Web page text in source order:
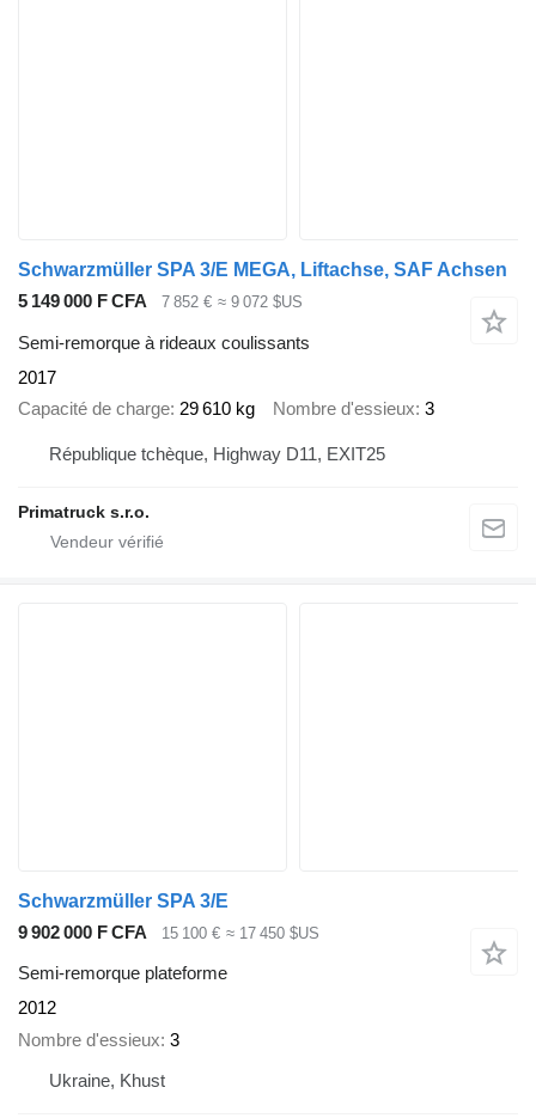
Schwarzmüller SPA 3/E MEGA, Liftachse, SAF Achsen
5 149 000 F CFA
7 852 € ≈ 9 072 $US
Semi-remorque à rideaux coulissants
2017
Capacité de charge 29 610 kg Nombre d'essieux 3
République tchèque, Highway D11, EXIT25
Primatruck s.r.o.
Schwarzmüller SPA 3/E
9 902 000 F CFA
15 100 € ≈ 17 450 $US
Semi-remorque plateforme
2012
Nombre d'essieux 3
Ukraine, Khust